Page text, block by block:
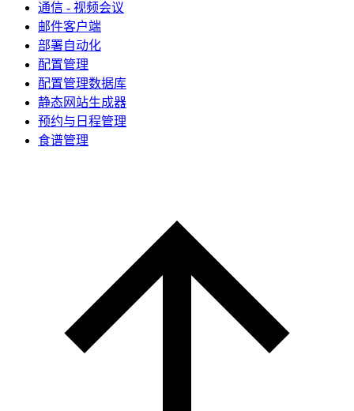
通信 - 视频会议
邮件客户端
部署自动化
配置管理
配置管理数据库
静态网站生成器
预约与日程管理
食谱管理